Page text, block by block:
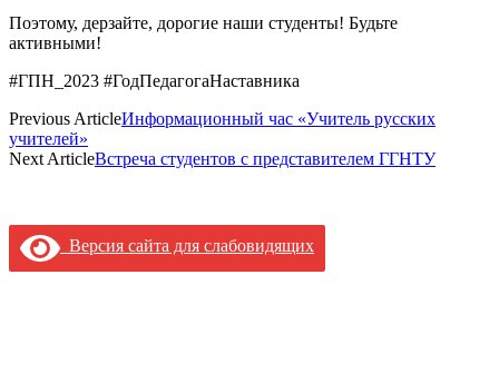
Поэтому, дерзайте, дорогие наши студенты! Будьте
активными!
#ГПН_2023 #ГодПедагогаНаставника
Previous ArticleИнформационный час «Учитель русских
учителей»
Next ArticleВстреча студентов с представителем ГГНТУ
Версия сайта для слабовидящих